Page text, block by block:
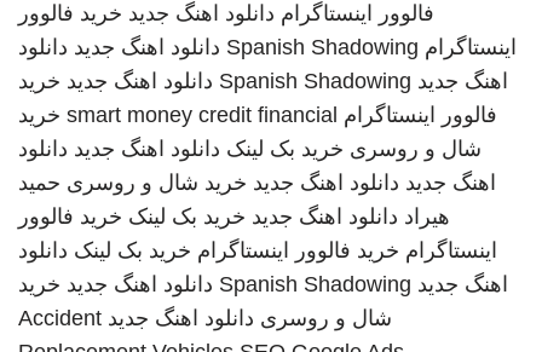
فالوور اینستاگرام دانلود اهنگ جدید خرید فالوور
اینستاگرام Spanish Shadowing دانلود اهنگ جدید دانلود
اهنگ جدید Spanish Shadowing دانلود اهنگ جدید خرید
فالوور اینستاگرام smart money credit financial خرید
شال و روسری خرید بک لینک دانلود اهنگ جدید دانلود
اهنگ جدید دانلود اهنگ جدید خرید شال و روسری حمید
هیراد دانلود اهنگ جدید خرید بک لینک خرید فالوور
اینستاگرام خرید فالوور اینستاگرام خرید بک لینک دانلود
اهنگ جدید Spanish Shadowing دانلود اهنگ جدید خرید
شال و روسری دانلود اهنگ جدید Accident